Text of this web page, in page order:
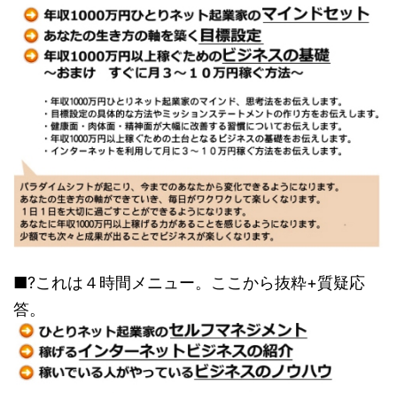
■?これは４時間メニュー。ここから抜粋+質疑応
答。